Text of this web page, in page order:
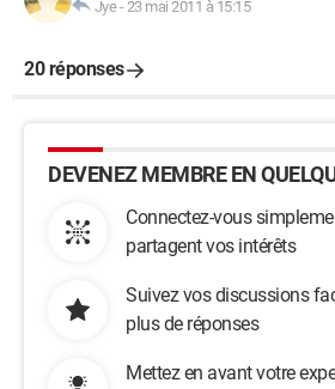
Jye-23 mai 2011 à 15:15
20 réponses
DEVENEZ MEMBRE EN
Connectez-vous
partagent vos intérêts
Suivez vos discussions
plus de réponses
Mettez en avant votre